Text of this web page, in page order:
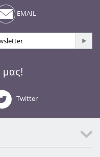
EMAIL
μας!
Twitter